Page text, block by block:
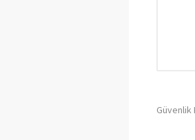
Güvenlik